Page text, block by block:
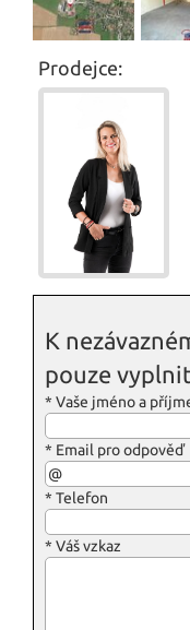
Prodejce:
K
pouze
* Vaše jméno a
* Email pro odpověď
* Telefon
* Váš vzkaz